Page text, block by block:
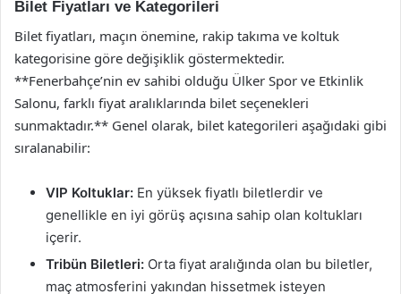
Bilet Fiyatları ve Kategorileri
Bilet fiyatları, maçın önemine, rakip takıma ve koltuk
kategorisine göre değişiklik göstermektedir.
**Fenerbahçe’nin ev sahibi olduğu Ülker Spor ve Etkinlik
Salonu, farklı fiyat aralıklarında bilet seçenekleri
sunmaktadır.** Genel olarak, bilet kategorileri aşağıdaki gibi
sıralanabilir:
VIP Koltuklar: En yüksek fiyatlı biletlerdir ve
genellikle en iyi görüş açısına sahip olan koltukları
içerir.
Tribün Biletleri: Orta fiyat aralığında olan bu biletler,
maç atmosferini yakından hissetmek isteyen